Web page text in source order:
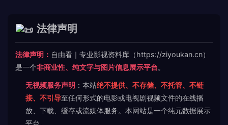
法律声明
法律声明： 自由看｜专业影视资料库（https://ziyoukan.cn）
是一个非商业性、纯文字与图片信息展示平台。
无视频服务声明 ：本站绝不提供、不存储、不托管、不链
接、不引导至任何形式的电影或电视剧视频文件的在线播
放、下载、缓存或流媒体服务。本网站是一个纯元数据展示
平台。